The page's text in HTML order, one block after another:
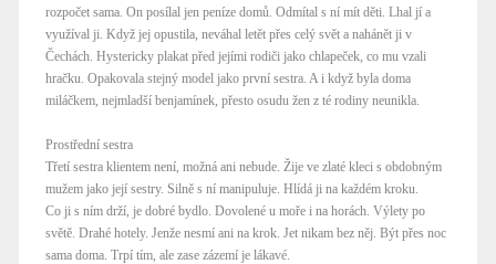
rozpočet sama. On posílal jen peníze domů. Odmítal s ní mít děti. Lhal jí a
využíval ji. Když jej opustila, neváhal letět přes celý svět a nahánět ji v
Čechách. Hystericky plakat před jejími rodiči jako chlapeček, co mu vzali
hračku. Opakovala stejný model jako první sestra. A i když byla doma
miláčkem, nejmladší benjamínek, přesto osudu žen z té rodiny neunikla.
Prostřední sestra
Třetí sestra klientem není, možná ani nebude. Žije ve zlaté kleci s obdobným
mužem jako její sestry. Silně s ní manipuluje. Hlídá ji na každém kroku.
Co ji s ním drží, je dobré bydlo. Dovolené u moře i na horách. Výlety po
světě. Drahé hotely. Jenže nesmí ani na krok. Jet nikam bez něj. Být přes noc
sama doma. Trpí tím, ale zase zázemí je lákavé.